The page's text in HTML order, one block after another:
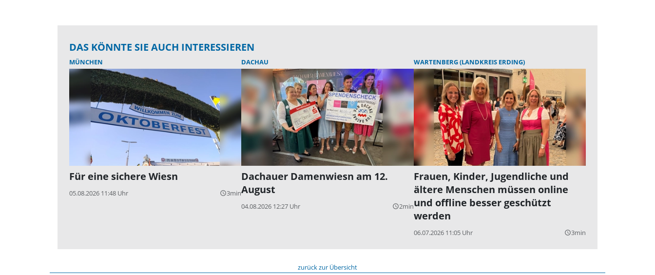
DAS KÖNNTE SIE AUCH INTERESSIEREN
MÜNCHEN
Für eine sichere Wiesn
05.08.2026 11:48 Uhr query_builder3min
DACHAU
Dachauer Damenwiesn am 12.
August
04.08.2026 12:27 Uhr query_builder2min
WARTENBERG (LANDKREIS ERDING)
Frauen, Kinder, Jugendliche und
ältere Menschen müssen online
und offline besser geschützt
werden
06.07.2026 11:05 Uhr query_builder3min
zurück zur Übersicht